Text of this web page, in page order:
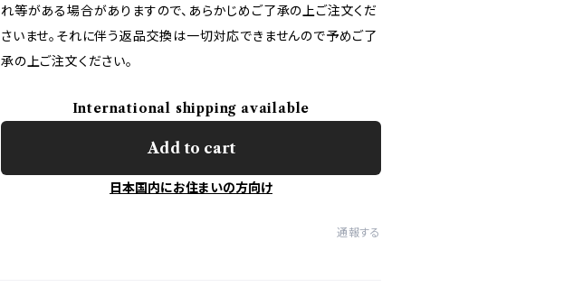
れ等がある場合がありますので、あらかじめご了承の上ご注文くだ
さいませ。それに伴う返品交換は一切対応できませんので予めご了
承の上ご注文ください。
International shipping available
Add to cart
日本国内にお住まいの方向け
通報する